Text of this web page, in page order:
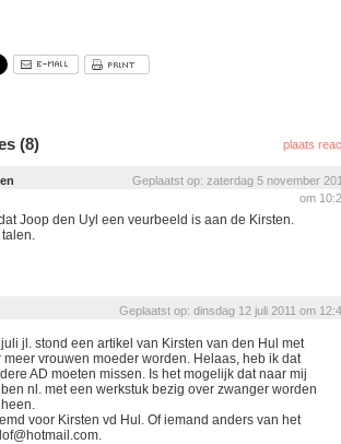
(8) plaats
Geplaatst op: zaterdag 5 november
om
Joop den Uyl een veurbeeld is aan de Kirsten.
talen.
Geplaatst op: dinsdag 12 juli 2011 om
juli jl. stond een artikel van Kirsten van den Hul met
vrouwen moeder worden. Helaas, heb ik dat
AD moeten missen. Is het mogelijk dat naar mij
nl. met een werkstuk bezig over zwanger worden
voor Kirsten vd Hul. Of iemand anders van het